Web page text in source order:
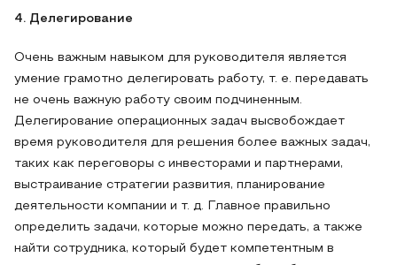
4. Делегирование
Очень важным навыком для руководителя является
умение грамотно делегировать работу, т. е. передавать
не очень важную работу своим подчиненным.
Делегирование операционных задач высвобождает
время руководителя для решения более важных задач,
таких как переговоры с инвесторами и партнерами,
выстраивание стратегии развития, планирование
деятельности компании и т. д. Главное правильно
определить задачи, которые можно передать, а также
найти сотрудника, который будет компетентным в